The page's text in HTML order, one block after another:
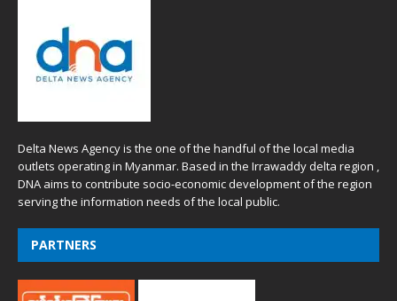
Delta News Agency is the one of the handful of the local media
outlets operating in Myanmar. Based in the Irrawaddy delta region ,
DNA aims to contribute socio-economic development of the region
serving the information needs of the local public.
PARTNERS